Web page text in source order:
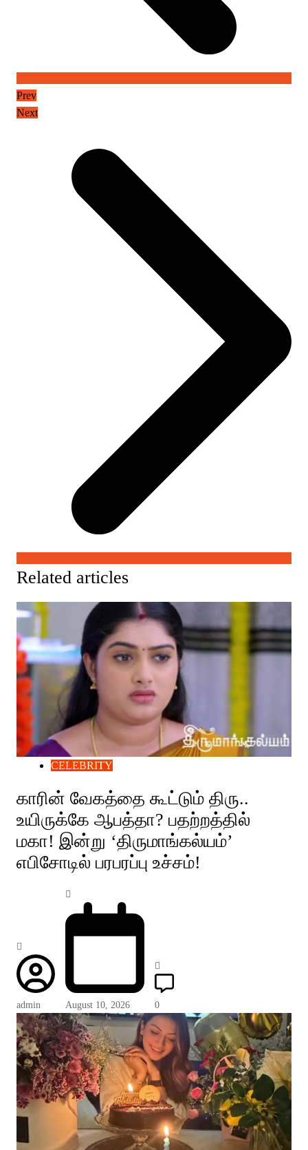
Prev
Next
Related articles
CELEBRITY
காரின் வேகத்தை கூட்டும் திரு..
உயிருக்கே ஆபத்தா? பதற்றத்தில்
மகா! இன்று ‘திருமாங்கல்யம்’
எபிசோடில் பரபரப்பு உச்சம்!
admin August 10, 2026 0